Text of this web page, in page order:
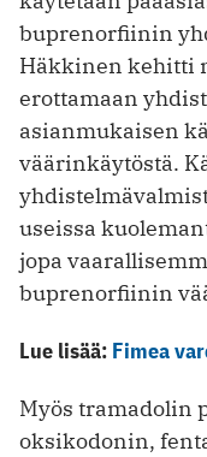
buprenorfiinin
Häkkinen kehitti
erottamaan
asianmukaisen
väärinkäytöstä.
useissa
jopa
buprenorfiinin
Lue lisää: Fimea
Myös tramadolin
oksikodonin,